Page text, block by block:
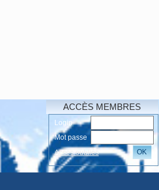
ACCÈS MEMBRES
Login
Mot passe
Accés oubliés
OK